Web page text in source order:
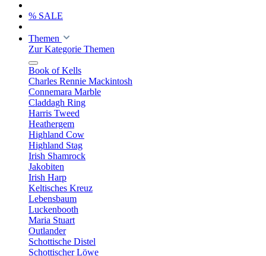
% SALE
Themen
Zur Kategorie Themen
Book of Kells
Charles Rennie Mackintosh
Connemara Marble
Claddagh Ring
Harris Tweed
Heathergem
Highland Cow
Highland Stag
Irish Shamrock
Jakobiten
Irish Harp
Keltisches Kreuz
Lebensbaum
Luckenbooth
Maria Stuart
Outlander
Schottische Distel
Schottischer Löwe